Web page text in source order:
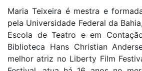
Maria Teixeira é mestra e
pela Universidade Federal da
Escola de Teatro e em
Biblioteca Hans Christian
melhor atriz no Liberty Film